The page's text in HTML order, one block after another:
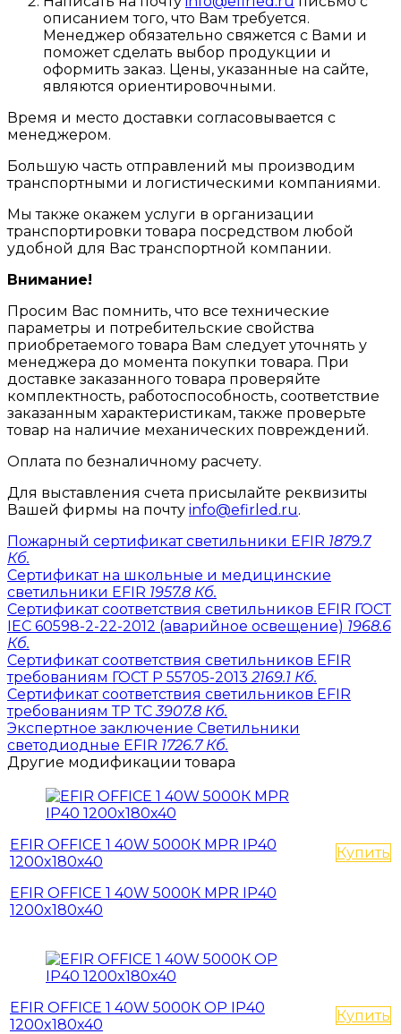
описанием того, что Вам требуется.
Менеджер обязательно свяжется с Вами и
поможет сделать выбор продукции и
оформить заказ. Цены, указанные на сайте,
являются ориентировочными.
Время и место доставки согласовывается с
менеджером.
Большую часть отправлений мы производим
транспортными и логистическими компаниями.
Мы также окажем услуги в организации
транспортировки товара посредством любой
удобной для Вас транспортной компании.
Внимание!
Просим Вас помнить, что все технические
параметры и потребительские свойства
приобретаемого товара Вам следует уточнять у
менеджера до момента покупки товара. При
доставке заказанного товара проверяйте
комплектность, работоспособность, соответствие
заказанным характеристикам, также проверьте
товар на наличие механических повреждений.
Оплата по безналичному расчету.
Для выставления счета присылайте реквизиты
Вашей фирмы на почту info@efirled.ru.
Пожарный сертификат светильники EFIR 1879.7
Кб.
Сертификат на школьные и медицинские
светильники EFIR 1957.8 Кб.
Сертификат соответствия светильников EFIR ГОСТ
IEC 60598-2-22-2012 (аварийное освещение) 1968.6
Кб.
Сертификат соответствия светильников EFIR
требованиям ГОСТ Р 55705-2013 2169.1 Кб.
Сертификат соответствия светильников EFIR
требованиям ТР ТС 3907.8 Кб.
Экспертное заключение Светильники
светодиодные EFIR 1726.7 Кб.
Другие модификации товара
EFIR OFFICE 1 40W 5000К MPR IP40
1200x180x40
EFIR OFFICE 1 40W 5000К MPR IP40
1200x180x40
Купить
EFIR OFFICE 1 40W 5000К OP IP40
1200x180x40
Купить